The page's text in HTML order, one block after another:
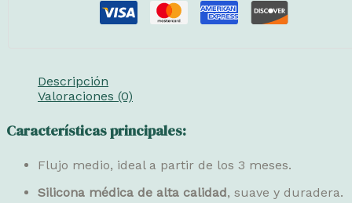
Descripción
Valoraciones (0)
Características principales:
Flujo medio, ideal a partir de los 3 meses.
Silicona médica de alta calidad, suave y duradera.